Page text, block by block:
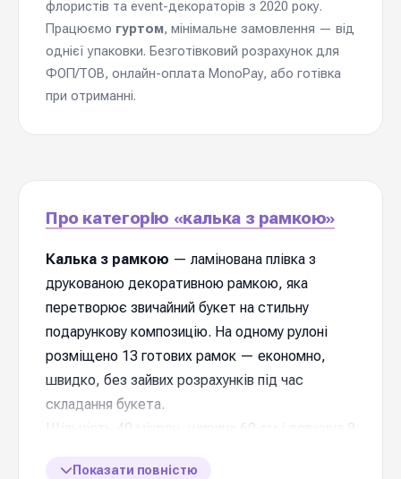
флористів та event-декораторів з 2020 року.
Працюємо гуртом, мінімальне замовлення — від
однієї упаковки. Безготівковий розрахунок для
ФОП/ТОВ, онлайн-оплата MonoPay, або готівка
при отриманні.
Про категорію «калька з рамкою»
Калька з рамкою — ламінована плівка з
друкованою декоративною рамкою, яка
перетворює звичайний букет на стильну
подарункову композицію. На одному рулоні
розміщено 13 готових рамок — економно,
швидко, без зайвих розрахунків під час
складання букета.
Щільність 40 мікрон, ширина 60 см і довжина 8
Показати повністю